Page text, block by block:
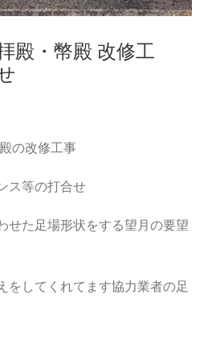
殿・幣殿 改修工
の改修工事
ス等の打合せ
せた足場形状をする望月の要望
をしてくれてます協力業者の足